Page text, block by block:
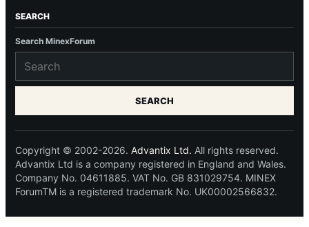
SEARCH
Search MinexForum
SEARCH
Copyright © 2002-2026. Advantix Ltd. All rights reserved.
Advantix Ltd is a company registered in England and Wales.
Company No. 04611885. VAT No. GB 831029754. MINEX
ForumTM is a registered trademark No. UK00002566832.